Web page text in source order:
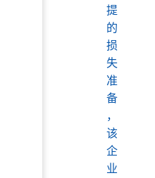
提
的
损
失
准
备
，
该
企
业